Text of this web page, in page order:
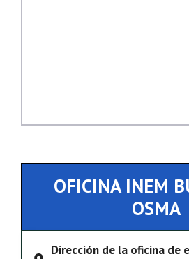
OFICINA INEM
OSMA
Dirección de la oficina de